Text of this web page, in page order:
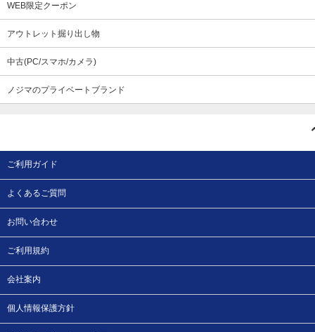
WEB限定クーポン
アウトレット掘り出し物
中古(PC/スマホ/カメラ)
ノジマのプライベートブランド
ご利用ガイド
よくあるご質問
お問い合わせ
ご利用規約
会社案内
個人情報保護方針